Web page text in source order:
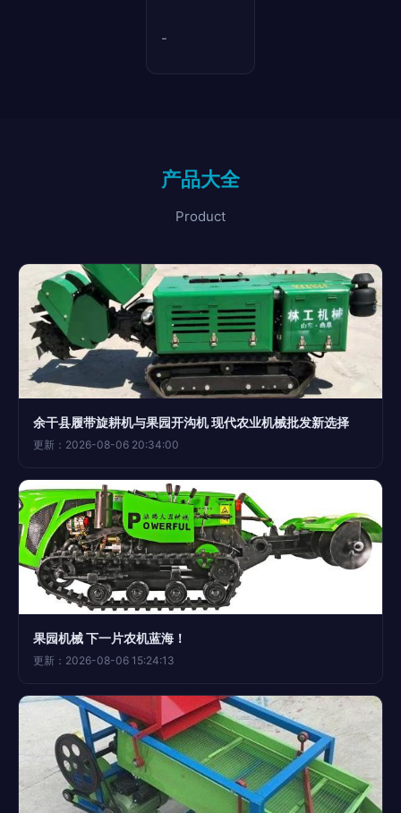
-
产品大全
Product
余干县履带旋耕机与果园开沟机 现代农业机械批发新选择
更新：2026-08-06 20:34:00
果园机械 下一片农机蓝海！
更新：2026-08-06 15:24:13